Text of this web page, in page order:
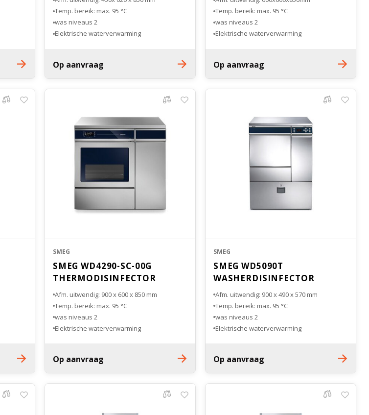
Temp. bereik: max. 95 °C
2 was niveaus
Elektrische waterverwarming
Op aanvraag
Temp. bereik: max. 95 °C
2 was niveaus
Elektrische waterverwarming
Op aanvraag
SMEG
SMEG WD4290-SC-00G
THERMODISINFECTOR
Afm. uitwendig: 900 x 600 x 850 mm
Temp. bereik: max. 95 °C
2 was niveaus
Elektrische waterverwarming
Op aanvraag
SMEG
SMEG WD5090T
WASHERDISINFECTOR
Afm. uitwendig: 900 x 490 x 570 mm
Temp. bereik: max. 95 °C
2 was niveaus
Elektrische waterverwarming
Op aanvraag